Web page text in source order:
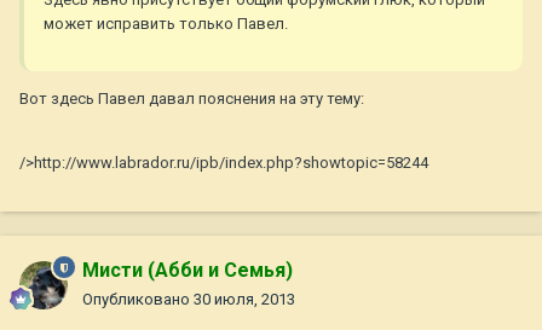
может исправить только Павел.
Вот здесь Павел давал пояснения на эту тему:
/>http://www.labrador.ru/ipb/index.php?showtopic=58244
Мисти (Абби и Семья)
Опубликовано 30 июля, 2013